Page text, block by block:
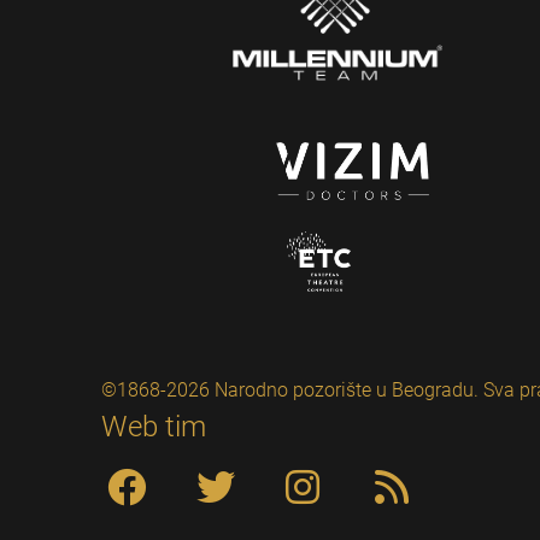
©1868-2026 Narodno pozorište u Beogradu. Sva
Web tim